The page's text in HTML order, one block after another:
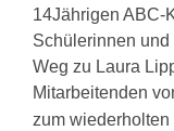
14Jährigen ABC-
Schülerinnen
Weg zu Laura
Mitarbeitenden
zum